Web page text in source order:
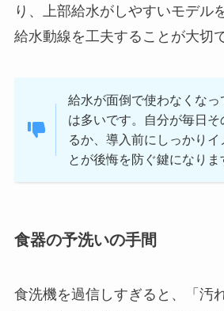
り、上部給水がしやすいモデル
給水動線を工夫することが大切
給水が面倒で使わなくな
は多いです。自分が毎日
るか、導入前にしっかりイ
とが後悔を防ぐ鍵になりま
食器の予洗いの手間
食洗機を過信しすぎると、「汚